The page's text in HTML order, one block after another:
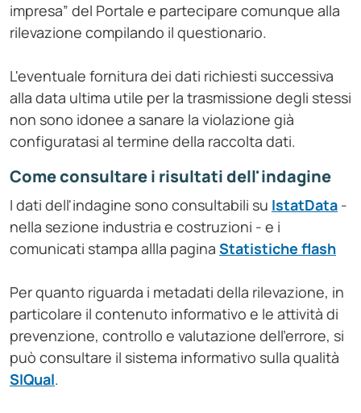
impresa” del Portale e partecipare comunque alla
rilevazione compilando il questionario.
L'eventuale fornitura dei dati richiesti successiva
alla data ultima utile per la trasmissione degli stessi
non sono idonee a sanare la violazione già
configuratasi al termine della raccolta dati.
Come consultare i risultati dell'indagine
I dati dell'indagine sono consultabili su IstatData -
nella sezione industria e costruzioni - e i
comunicati stampa allla pagina Statistiche flash
Per quanto riguarda i metadati della rilevazione, in
particolare il contenuto informativo e le attività di
prevenzione, controllo e valutazione dell'errore, si
può consultare il sistema informativo sulla qualità
SIQual.